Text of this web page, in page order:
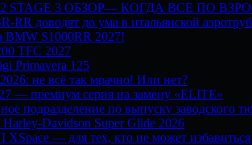
STAGE 3 ОБЗОР— КОГДА ВСЕ ПО
RR доводят до ума в итальянской
BMW S1000RR 2027!
TFC 2027
Primavera 125
не всё так мрачно! Или нет?
— премиум серия на замену «ELITE»
подразделение по выпуску заводского
Davidson Super Glide 2026
— для тех, кто не может